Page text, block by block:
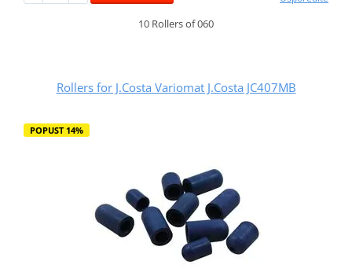
10 Rollers of 060
Rollers for J.Costa Variomat J.Costa JC407MB
POPUST 14%